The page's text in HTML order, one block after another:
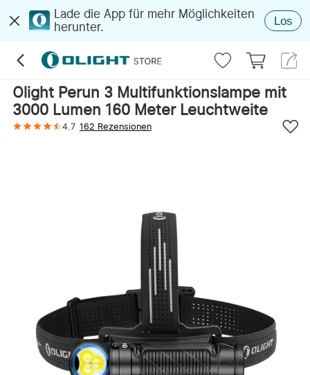
Lade die App für mehr Möglichkeiten
herunter.
Los
Olight Perun 3 Multifunktionslampe mit
3000 Lumen 160 Meter Leuchtweite
4.7 162 Rezensionen